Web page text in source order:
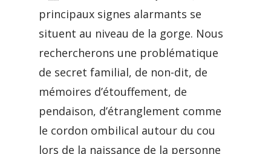
principaux signes alarmants se
situent au niveau de la gorge. Nous
rechercherons une problématique
de secret familial, de non-dit, de
mémoires d’étouffement, de
pendaison, d’étranglement comme
le cordon ombilical autour du cou
lors de la naissance de la personne